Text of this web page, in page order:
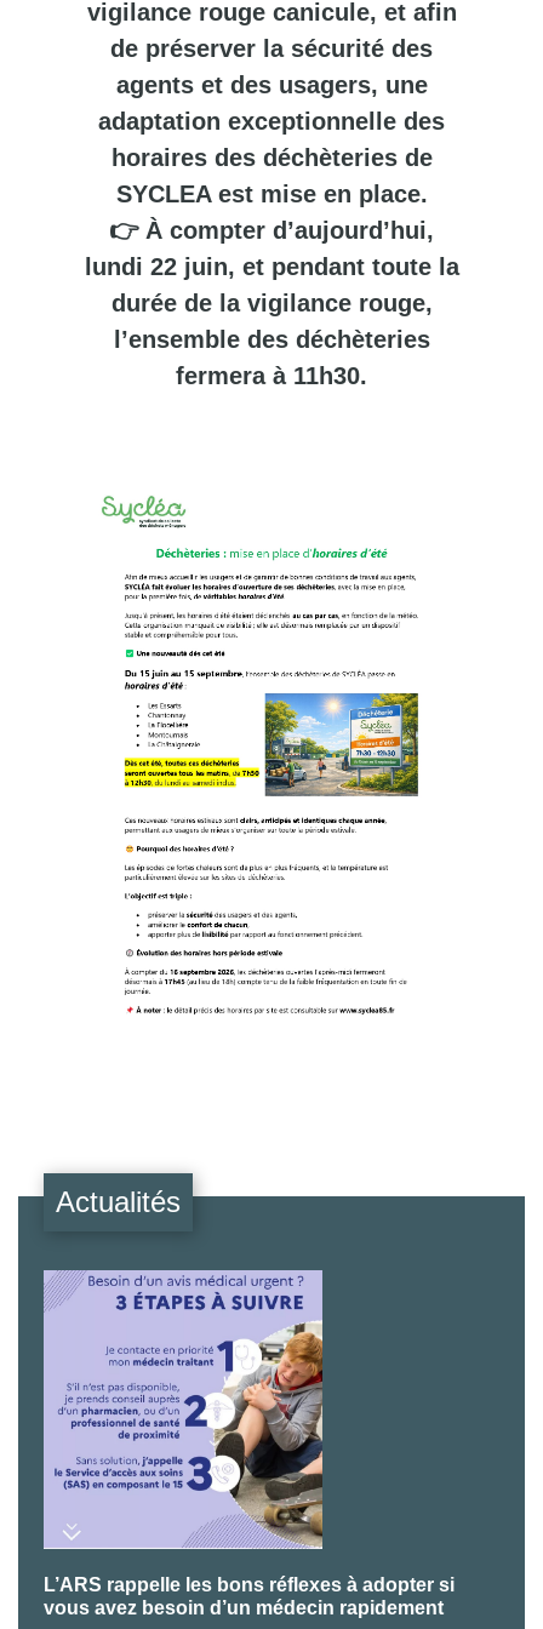
vigilance rouge canicule, et afin
de préserver la sécurité des
agents et des usagers, une
adaptation exceptionnelle des
horaires des déchèteries de
SYCLEA est mise en place.
👉 À compter d’aujourd’hui,
lundi 22 juin, et pendant toute la
durée de la vigilance rouge,
l’ensemble des déchèteries
fermera à 11h30.
Actualités
L’ARS rappelle les bons réflexes à adopter si
vous avez besoin d’un médecin rapidement